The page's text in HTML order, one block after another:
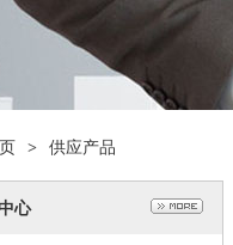
> 供应产品
心